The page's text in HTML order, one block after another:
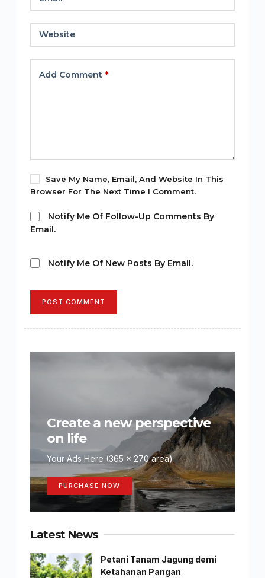
Website
Add Comment *
Save My Name, Email, And Website In This
Browser For The Next Time I Comment.
Notify Me Of Follow-Up Comments By
Email.
Notify Me Of New Posts By Email.
POST COMMENT
Create a new perspective
on life
Your Ads Here (365 x 270 area)
PURCHASE NOW
Latest News
Petani Tanam Jagung demi
Ketahanan Pangan